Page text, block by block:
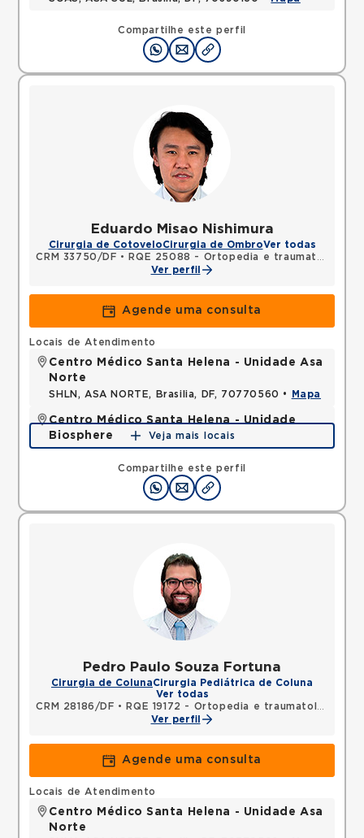
Compartilhe este perfil
Eduardo Misao Nishimura
Cirurgia de CotoveloCirurgia de OmbroVer todas
CRM 33750/DF •
RQE 25088 - Ortopedia e traumatologia
Ver perfil
Agende uma consulta
Compartilhe este perfil
Locais de Atendimento
Centro Médico Santa Helena - Unidade Asa
Norte
SHLN, ASA NORTE, Brasilia, DF, 70770560 • Mapa
Centro Médico Santa Helena - Unidade
Biosphere
SHLN, ASA NORTE, Brasilia, DF, 70770560 •Mapa
Veja mais locais
Pedro Paulo Souza Fortuna
Cirurgia de ColunaCirurgia Pediátrica de Coluna
Ver todas
CRM 28186/DF •
RQE 19172 - Ortopedia e traumatologia
Ver perfil
Agende uma consulta
Locais de Atendimento
Centro Médico Santa Helena - Unidade Asa
Norte